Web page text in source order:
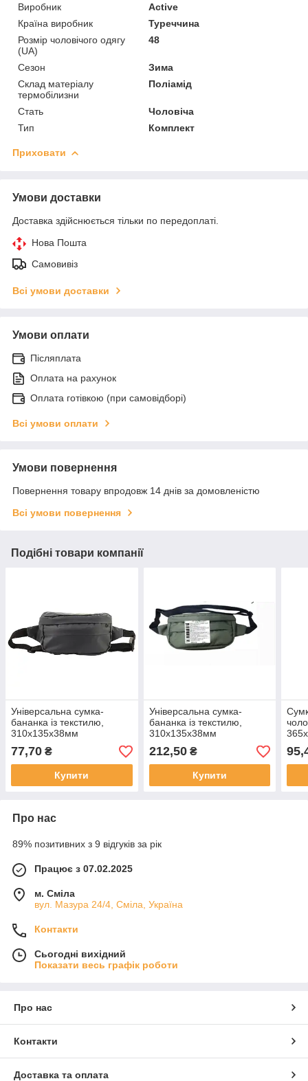
Виробник
Active
Країна виробник
Туреччина
Розмір чоловічого одягу
(UA)
48
Сезон
Зима
Склад матеріалу
термобілизни
Поліамід
Стать
Чоловіча
Тип
Комплект
Приховати
Умови доставки
Доставка здійснюється тільки по передоплаті.
Нова Пошта
Самовивіз
Всі умови доставки
Умови оплати
Післяплата
Оплата на рахунок
Оплата готівкою (при самовідборі)
Всі умови оплати
Умови повернення
Повернення товару впродовж 14 днів за домовленістю
Всі умови повернення
Подібні товари компанії
Універсальна сумка-
бананка із текстилю,
310х135х38мм
77,70 ₴
Купити
Універсальна сумка-
бананка із текстилю,
310х135х38мм
212,50₴
Купити
Про нас
89% позитивних з 9 відгуків за рік
Працює з 07.02.2025
м. Сміла
вул. Мазура 24/4, Сміла, Україна
Контакти
Сьогодні вихідний
Показати весь графік роботи
Про нас
Контакти
Доставка та оплата